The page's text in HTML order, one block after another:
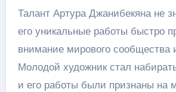
Талант Артура Джанибекяна не
его уникальные работы быстро
внимание мирового сообщества
Молодой художник стал
и его работы были признаны на